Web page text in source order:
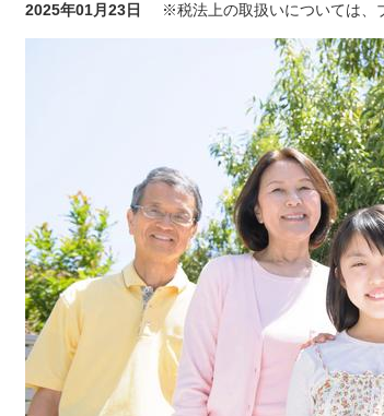
2025年01月23日 ※税法上の取扱いについては、